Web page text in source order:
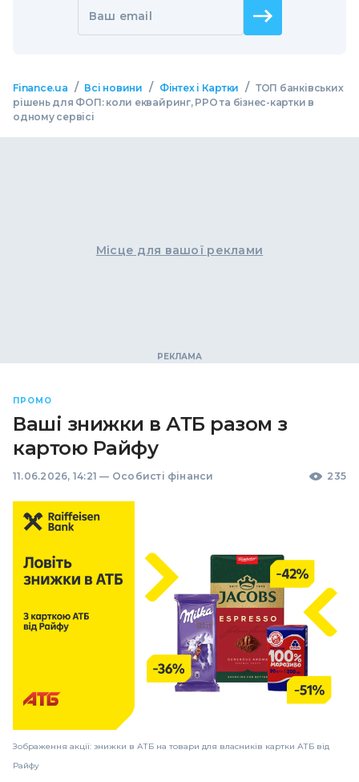
Ваш email
Finance.ua / Всі новини / Фінтех і Картки / ТОП банківських
рішень для ФОП: коли еквайринг, РРО та бізнес-картки в
одному сервісі
Місце для вашої реклами
ПРОМО
Ваші знижки в АТБ разом з
картою Райфу
11.06.2026, 14:21 — Особисті фінанси 235
Зображення акції: знижки в АТБ на товари для власників картки АТБ від
Райфу